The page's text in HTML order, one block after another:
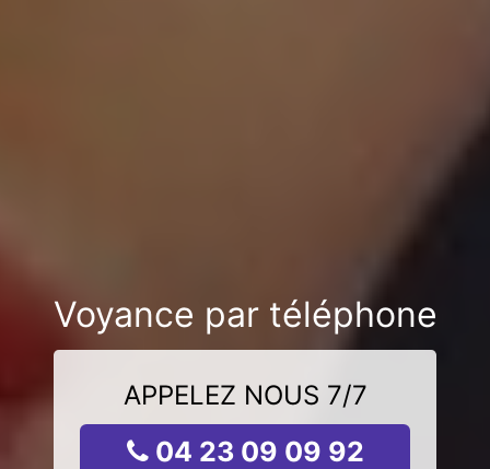
Voyance par téléphone
APPELEZ NOUS 7/7
04 23 09 09 92